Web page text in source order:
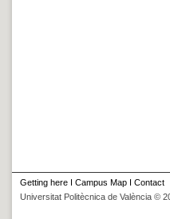
Getting here I Campus Map I Contact
Universitat Politècnica de València ©